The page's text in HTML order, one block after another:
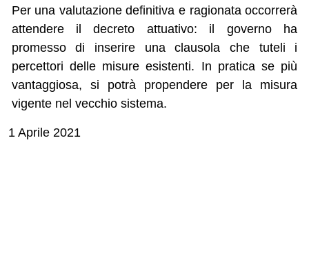
Per una valutazione definitiva e ragionata occorrerà
attendere il decreto attuativo: il governo ha
promesso di inserire una clausola che tuteli i
percettori delle misure esistenti. In pratica se più
vantaggiosa, si potrà propendere per la misura
vigente nel vecchio sistema.
1 Aprile 2021